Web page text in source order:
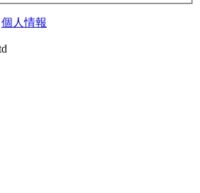
個人情報